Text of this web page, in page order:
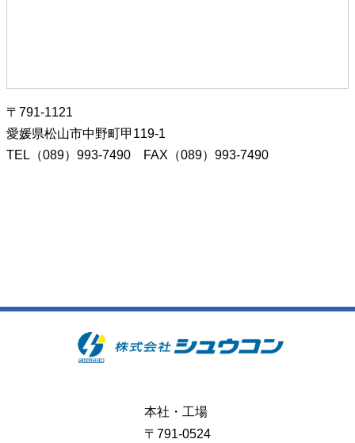
〒791-1121
愛媛県松山市中野町甲119-1
TEL（089）993-7490 FAX（089）993-7490
本社・工場
〒791-0524